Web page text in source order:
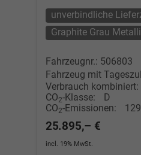
unverbindliche
Graphite Grau
Fahrzeugnr.: 506803
Fahrzeug mit
Verbrauch kombiniert:
CO2-Klasse:
D
CO2-Emissionen:
25.895,– €
incl. 19% MwSt.